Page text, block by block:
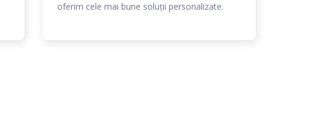
oferim cele mai bune soluții personalizate.